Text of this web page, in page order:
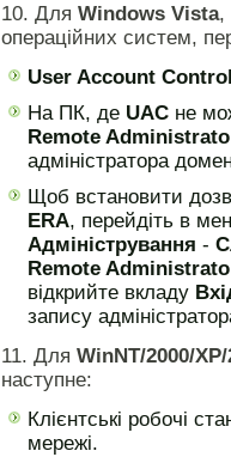
10. Для Windows Vista,
операційних систем,
User Account
На ПК, де UAC не
Remote
адміністратора
Щоб встановити
ERA, перейдіть в
Адміністрування -
Remote
відкрийте вкладу
запису
11. Для WinNT/2000/XP/
наступне:
Клієнтські робочі
мережі.